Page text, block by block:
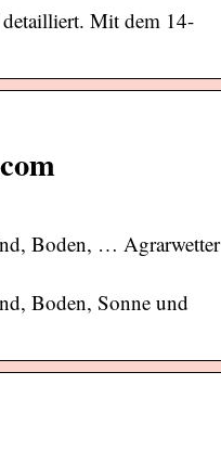
detailliert. Mit dem 14-
Boden, … Agrarwetter
Boden, Sonne und